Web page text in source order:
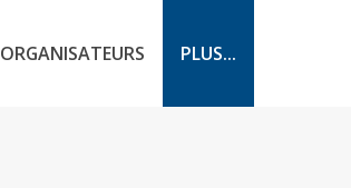
ORGANISATEURS PLUS...